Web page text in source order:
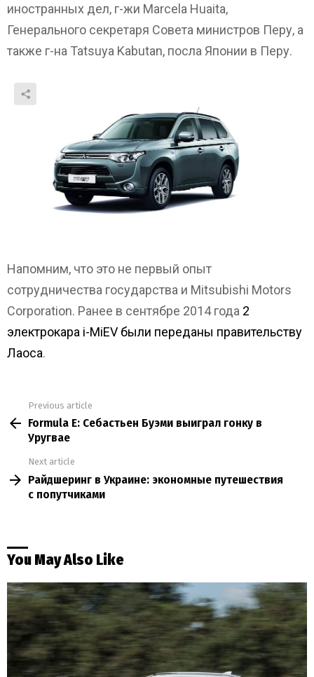
иностранных дел, г-жи Marcela Huaita,
Генерального секретаря Совета министров Перу, а
также г-на Tatsuya Kabutan, посла Японии в Перу.
Напомним, что это не первый опыт
сотрудничества государства и Mitsubishi Motors
Corporation. Ранее в сентябре 2014 года 2
электрокара i-MiEV были переданы правительству
Лаоса.
more
Previous article
Formula E: Себастьен Буэми выиграл гонку в
Уругвае
Next article
Райдшеринг в Украине: экономные путешествия
с попутчиками
You May Also Like